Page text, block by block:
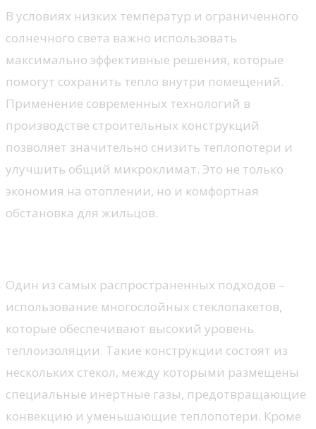
В условиях низких температур и ограниченного
солнечного света важно использовать
максимально эффективные решения, которые
помогут сохранить тепло внутри помещений.
Применение современных технологий в
производстве строительных конструкций
позволяет значительно снизить теплопотери и
улучшить общий микроклимат. Это не только
экономия на отоплении, но и комфортная
обстановка для жильцов.
Один из самых распространенных подходов –
использование многослойных стеклопакетов,
которые обеспечивают высокий уровень
теплоизоляции. Такие конструкции состоят из
нескольких стекол, между которыми размещены
специальные инертные газы, предотвращающие
конвекцию и уменьшающие теплопотери. Кроме